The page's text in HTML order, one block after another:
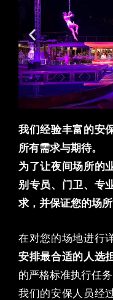
我们经验丰富的安
所有需求与期待。
为了让夜间场所的
别专员、门卫、专
求，并保证您的场
在对您的场地进行
安排最合适的人选
的严格标准执行任务
我们的安保人员经